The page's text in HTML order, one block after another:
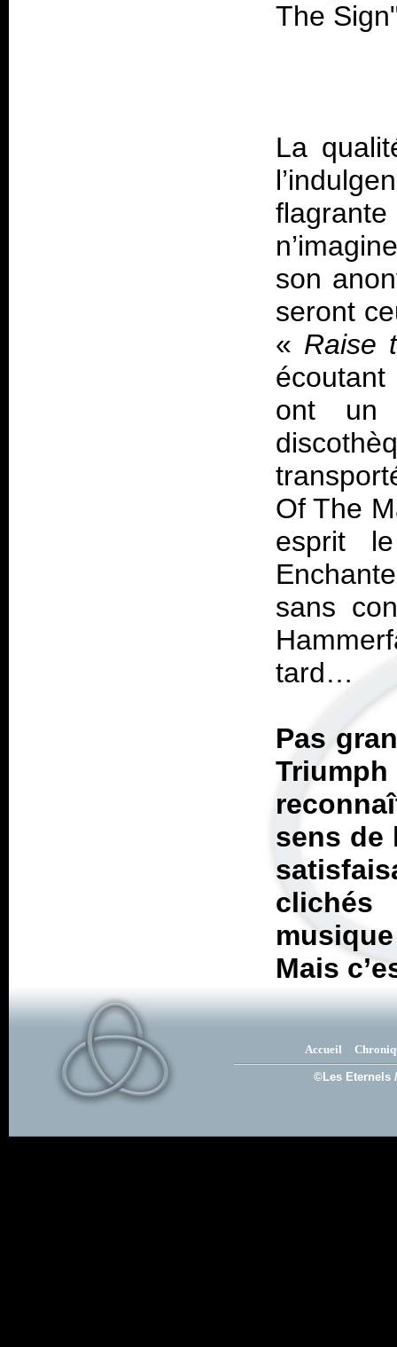
La
son
seront
« Raise
ont un
Of The
esprit
sans
tard…
Pas
Triumph
sens de
Mais
Accueil
©Les Eternels